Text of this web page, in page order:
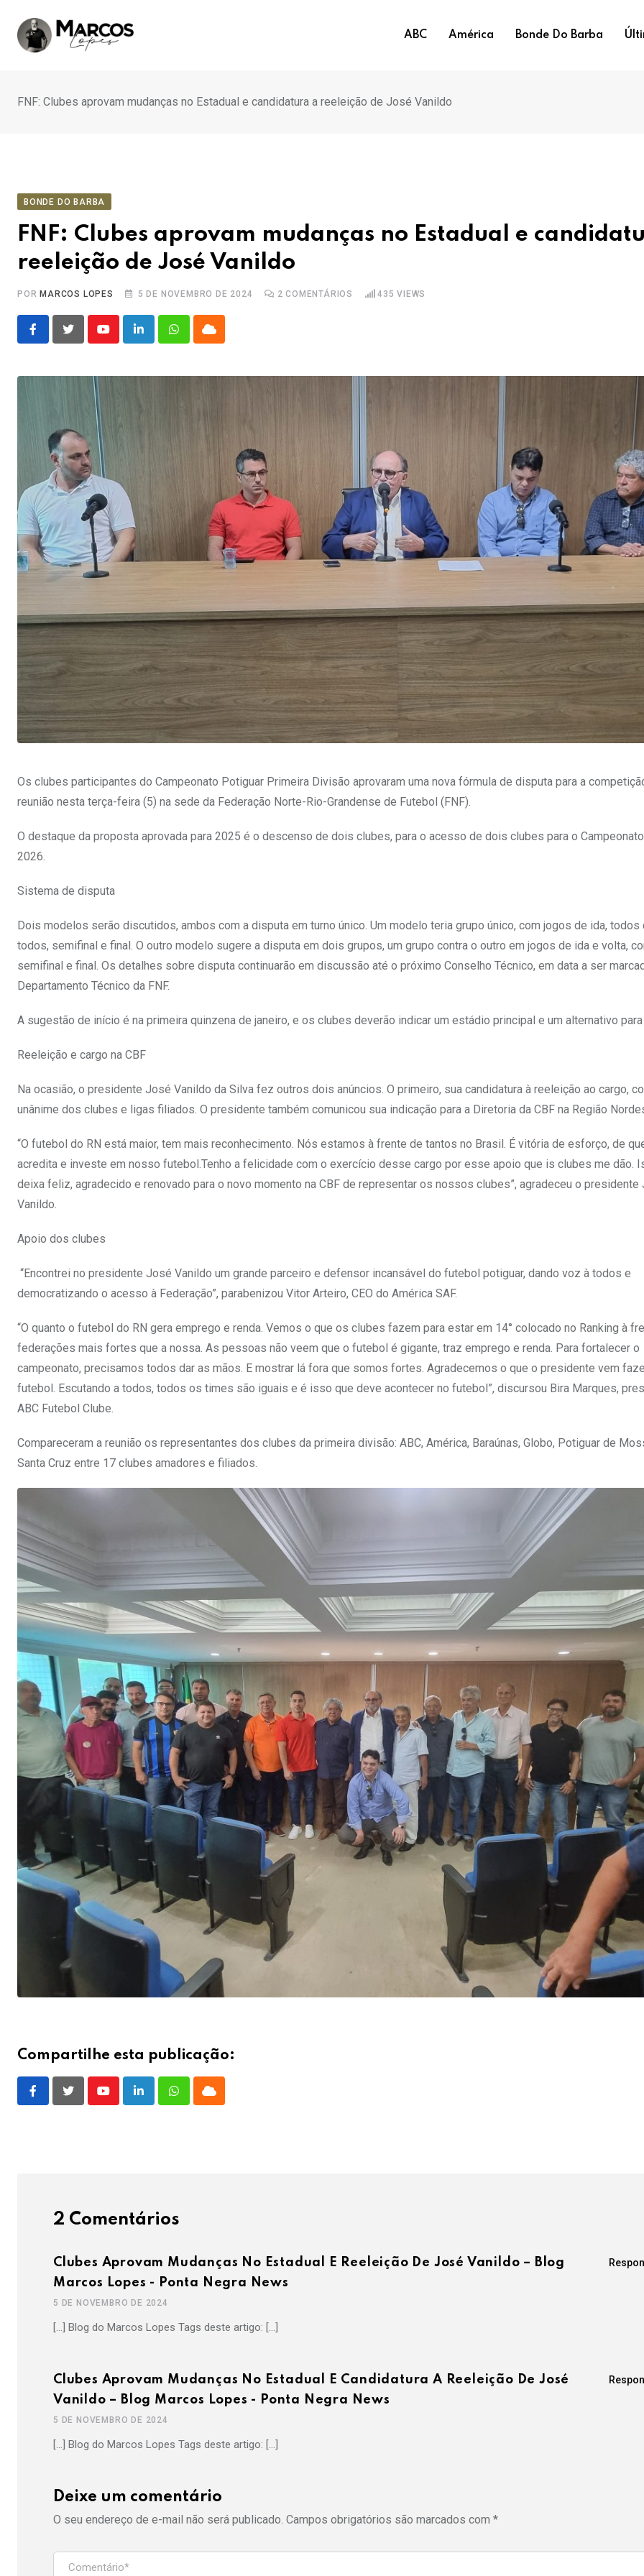
para
ABC América Bonde Do Barba
FNF: Clubes aprovam mudanças no Estadual e candidatura a reeleição de José Vanildo
BONDE DO BARBA
FNF: Clubes aprovam mudanças no Estadual e
reeleição de José Vanildo
POR MARCOS LOPES 5 DE NOVEMBRO DE 2024 2 COMENTÁRIOS 435 VIEWS
YoutubeLinkedInWhatsappCloud
Os clubes participantes do Campeonato Potiguar Primeira Divisão aprovaram uma nova fórmula de disputa para a
reunião nesta terça-feira (5) na sede da Federação Norte-Rio-Grandense de Futebol (FNF).
O destaque da proposta aprovada para 2025 é o descenso de dois clubes, para o acesso de dois clubes para o
2026.
Sistema de disputa
Dois modelos serão discutidos, ambos com a disputa em turno único. Um modelo teria grupo único, com jogos de ida, todos
todos, semifinal e final. O outro modelo sugere a disputa em dois grupos, um grupo contra o outro em jogos de ida e volta,
semifinal e final. Os detalhes sobre disputa continuarão em discussão até o próximo Conselho Técnico, em data a ser
Departamento Técnico da FNF.
A sugestão de início é na primeira quinzena de janeiro, e os clubes deverão indicar um estádio principal e um alternativo
Reeleição e cargo na CBF
Na ocasião, o presidente José Vanildo da Silva fez outros dois anúncios. O primeiro, sua candidatura à reeleição ao cargo,
unânime dos clubes e ligas filiados. O presidente também comunicou sua indicação para a Diretoria da CBF na Região
“O futebol do RN está maior, tem mais reconhecimento. Nós estamos à frente de tantos no Brasil. É vitória de esforço, de
acredita e investe em nosso futebol.Tenho a felicidade com o exercício desse cargo por esse apoio que is clubes me dão.
deixa feliz, agradecido e renovado para o novo momento na CBF de representar os nossos clubes”, agradeceu o presidente
Vanildo.
Apoio dos clubes
“Encontrei no presidente José Vanildo um grande parceiro e defensor incansável do futebol potiguar, dando voz à todos e
democratizando o acesso à Federação”, parabenizou Vitor Arteiro, CEO do América SAF.
“O quanto o futebol do RN gera emprego e renda. Vemos o que os clubes fazem para estar em 14° colocado no Ranking à
federações mais fortes que a nossa. As pessoas não veem que o futebol é gigante, traz emprego e renda. Para fortalecer o
campeonato, precisamos todos dar as mãos. E mostrar lá fora que somos fortes. Agradecemos o que o presidente vem
futebol. Escutando a todos, todos os times são iguais e é isso que deve acontecer no futebol”, discursou Bira Marques,
ABC Futebol Clube.
Compareceram a reunião os representantes dos clubes da primeira divisão: ABC, América, Baraúnas, Globo, Potiguar de
Santa Cruz entre 17 clubes amadores e filiados.
Compartilhe esta publicação:
YoutubeLinkedInWhatsappCloud
2 Comentários
Clubes Aprovam Mudanças No Estadual E Reeleição De José Vanildo – Blog
Marcos Lopes - Ponta Negra News
5 DE NOVEMBRO DE 2024
[…] Blog do Marcos Lopes Tags deste artigo: […]
Clubes Aprovam Mudanças No Estadual E Candidatura A Reeleição De José
Vanildo – Blog Marcos Lopes - Ponta Negra News
5 DE NOVEMBRO DE 2024
[…] Blog do Marcos Lopes Tags deste artigo: […]
Deixe um comentário
O seu endereço de e-mail não será publicado. Campos obrigatórios são marcados com *